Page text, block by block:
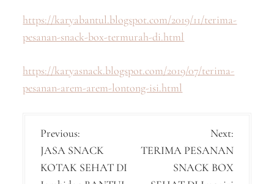
https://karyabantul.blogspot.com/2019/11/terima-
pesanan-snack-box-termurah-di.html
https://karyasnack.blogspot.com/2019/07/terima-
pesanan-arem-arem-lontong-isi.html
P
o
s
Previous:
JASA SNACK
KOTAK SEHAT DI
Next:
TERIMA PESANAN
SNACK BOX